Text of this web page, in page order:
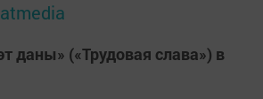
даны» («Трудовая слава») в